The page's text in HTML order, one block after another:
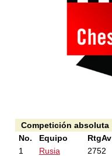
Competición absoluta
No.
Equipo
RtgAv
1
Rusia
2752